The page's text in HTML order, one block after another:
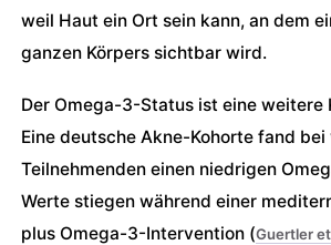
weil Haut ein Ort sein kann, an dem
ganzen Körpers sichtbar wird.
Der Omega-3-Status ist eine weitere
Eine deutsche Akne-Kohorte fand bei
Teilnehmenden einen niedrigen
Werte stiegen während einer
plus Omega-3-Intervention (Guertler